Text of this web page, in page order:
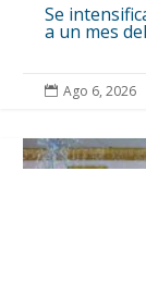
Se
a un mes
 Ago 6, 2026